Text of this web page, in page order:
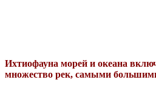
Ихтиофауна морей и океана
множество рек, самыми